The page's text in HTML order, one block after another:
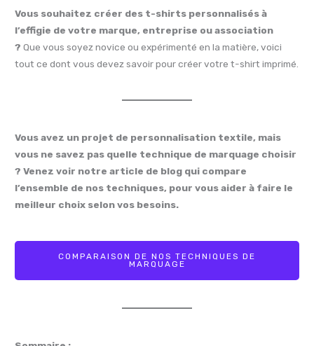
Vous souhaitez créer des t-shirts personnalisés à
l’effigie de votre marque, entreprise ou association
? Que vous soyez novice ou expérimenté en la matière, voici
tout ce dont vous devez savoir pour créer votre t-shirt imprimé.
Vous avez un projet de personnalisation textile, mais
vous ne savez pas quelle technique de marquage choisir
? Venez voir notre article de blog qui compare
l’ensemble de nos techniques, pour vous aider à faire le
meilleur choix selon vos besoins.
COMPARAISON DE NOS TECHNIQUES DE
MARQUAGE